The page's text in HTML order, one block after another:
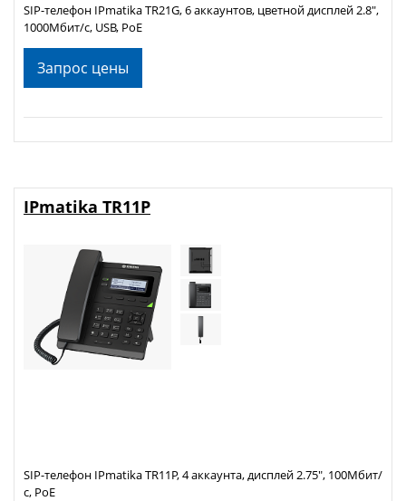
Запрос цены
SIP-телефон IPmatika TR21G, 6 аккаунтов, цветной дисплей 2.8",
1000Мбит/с, USB, PoE
IPmatika TR11P
SIP-телефон IPmatika TR11P, 4 аккаунта, дисплей 2.75", 100Мбит/
с, PoE